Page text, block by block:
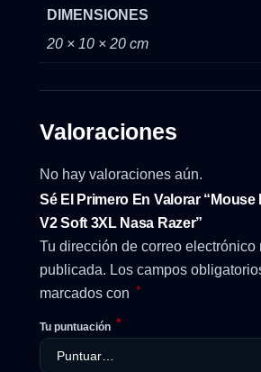
DIMENSIONES
20 × 10 × 20 cm
Valoraciones
No hay valoraciones aún.
Sé El Primero En Valorar “Mouse
V2 Soft 3XL Nasa Razer”
Tu dirección de correo electrónico
publicada. Los campos
marcados con *
Tu puntuación *